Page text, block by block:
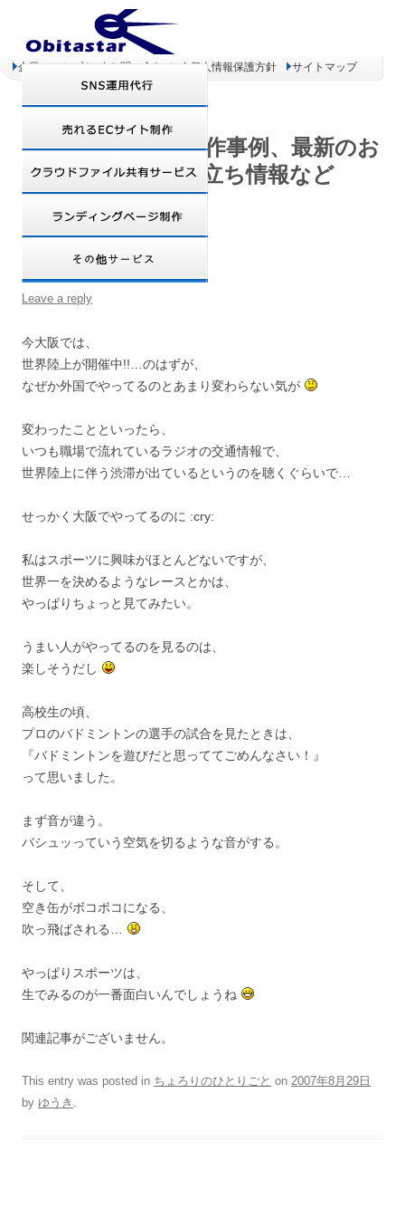
企業コンセプト お問い合わせ 個人情報保護方針 サイトマップ
オビタスター 制作事例、最新のお
得情報、お役立ち情報など
世界陸上
Leave a reply
今大阪では、
世界陸上が開催中!!…のはずが、
なぜか外国でやってるのとあまり変わらない気が
変わったことといったら、
いつも職場で流れているラジオの交通情報で、
世界陸上に伴う渋滞が出ているというのを聴くぐらいで…
せっかく大阪でやってるのに :cry:
私はスポーツに興味がほとんどないですが、
世界一を決めるようなレースとかは、
やっぱりちょっと見てみたい。
うまい人がやってるのを見るのは、
楽しそうだし
高校生の頃、
プロのバドミントンの選手の試合を見たときは、
『バドミントンを遊びだと思っててごめんなさい！』
って思いました。
まず音が違う。
バシュッっていう空気を切るような音がする。
そして、
空き缶がボコボコになる、
吹っ飛ばされる…
やっぱりスポーツは、
生でみるのが一番面白いんでしょうね
関連記事がございません。
This entry was posted in ちょろりのひとりごと on 2007年8月29日
by ゆうき .